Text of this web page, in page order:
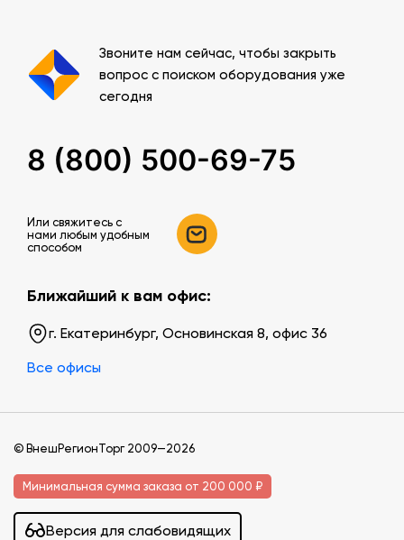
Звоните нам сейчас, чтобы закрыть
вопрос с поиском оборудования уже
сегодня
8 (800) 500-69-75
Или свяжитесь c
нами любым удобным
способом
Ближайший к вам офис:
г. Екатеринбург, Основинская 8, офис 36
Все офисы
© ВнешРегионТорг 2009—2026
Минимальная сумма заказа от 200 000 ₽
Версия для слабовидящих